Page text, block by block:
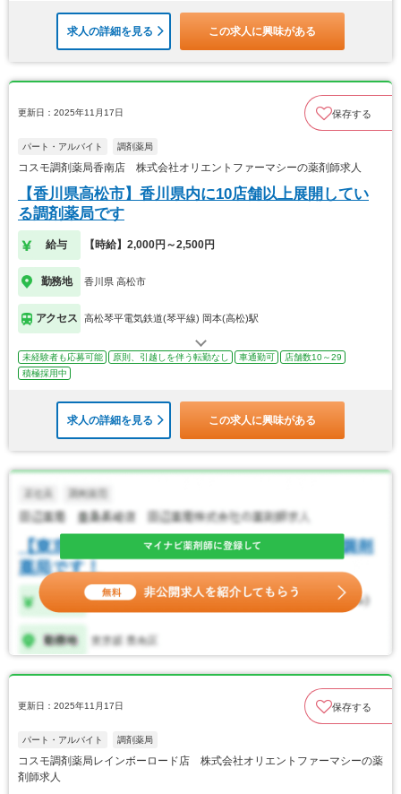
求人の詳細を見る この求人に興味がある
更新日：2025年11月17日 保存する
パート・アルバイト 調剤薬局
コスモ調剤薬局香南店 株式会社オリエントファーマシーの薬剤師求人
【香川県高松市】香川県内に10店舗以上展開してい
る調剤薬局です
給与 【時給】2,000円～2,500円
勤務地 香川県 高松市
アクセス 高松琴平電気鉄道(琴平線) 岡本(高松)駅
未経験者も応募可能 原則、引越しを伴う転勤なし 車通勤可
店舗数10～29
積極採用中
求人の詳細を見る この求人に興味がある
更新日：2025年11月17日 保存する
パート・アルバイト 調剤薬局
コスモ調剤薬局レインボーロード店 株式会社オリエントファーマシーの薬
剤師求人